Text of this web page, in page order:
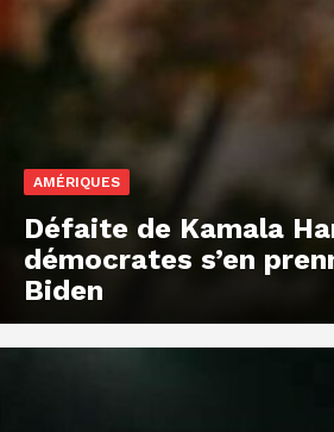
AMÉRIQUES
Défaite de Kamala
démocrates s’en
Biden